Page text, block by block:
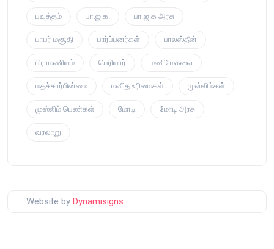
பவுத்தம் பா.ஜ.க. பா.ஜ.க அரசு
பாபர் மசூதி பார்ப்பனர்கள் பாலஸ்தீன்
பிராமணியம் பெரியார் மணிமேகலை
மதச்சார்பின்மை மனித உரிமைகள் முஸ்லிம்கள்
முஸ்லிம் பெண்கள் மோடி மோடி அரசு
வரலாறு
Website by Dynamisigns